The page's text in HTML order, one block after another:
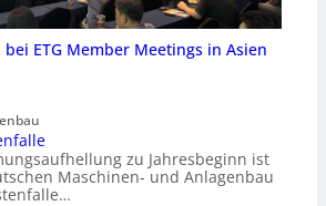
bei ETG Member Meetings in Asien
zu Jahresbeginn ist
Maschinen- und Anlagenbau